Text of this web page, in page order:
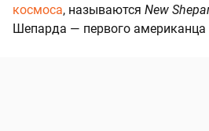
космоса, называются New
Шепарда — первого американца